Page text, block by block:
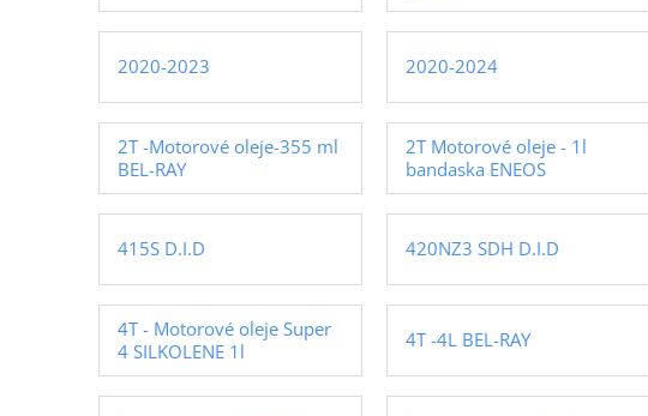
2020-2023 2020-2024
2T -Motorové oleje-355 ml
BEL-RAY
2T Motorové oleje - 1l
bandaska ENEOS
415S D.I.D 420NZ3 SDH D.I.D
4T - Motorové oleje Super
4 SILKOLENE 1l
4T -4L BEL-RAY